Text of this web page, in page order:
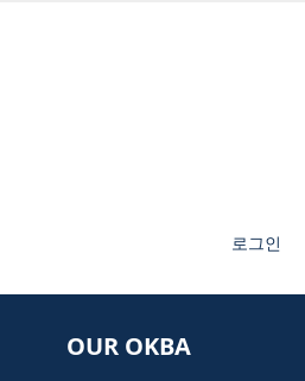
로그인
OUR OKBA